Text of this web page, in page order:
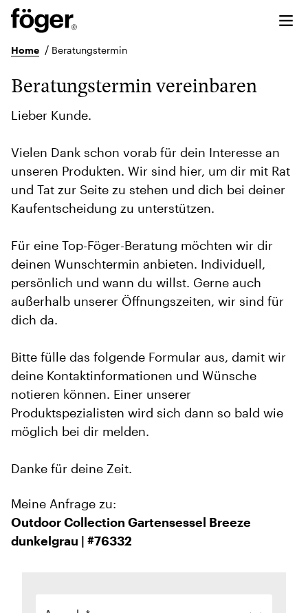
Home / Beratungstermin
Beratungstermin vereinbaren
Lieber Kunde.
Vielen Dank schon vorab für dein Interesse an
unseren Produkten. Wir sind hier, um dir mit Rat
und Tat zur Seite zu stehen und dich bei deiner
Kaufentscheidung zu unterstützen.
Für eine Top-Föger-Beratung möchten wir dir
deinen Wunschtermin anbieten. Individuell,
persönlich und wann du willst. Gerne auch
außerhalb unserer Öffnungszeiten, wir sind für
dich da.
Bitte fülle das folgende Formular aus, damit wir
deine Kontaktinformationen und Wünsche
notieren können. Einer unserer
Produktspezialisten wird sich dann so bald wie
möglich bei dir melden.
Danke für deine Zeit.
Meine Anfrage zu:
Outdoor Collection Gartensessel Breeze
dunkelgrau | #76332